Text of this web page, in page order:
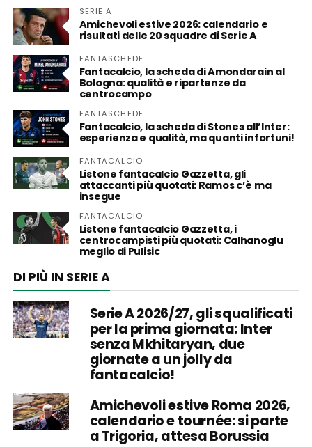
SERIE A
Amichevoli estive 2026: calendario e
risultati delle 20 squadre di Serie A
FANTASCHEDE
Fantacalcio, la scheda di Amondarain al
Bologna: qualità e ripartenze da
centrocampo
FANTASCHEDE
Fantacalcio, la scheda di Stones all’Inter:
esperienza e qualità, ma quanti infortuni!
FANTACALCIO
Listone fantacalcio Gazzetta, gli
attaccanti più quotati: Ramos c’è ma
insegue
FANTACALCIO
Listone fantacalcio Gazzetta, i
centrocampisti più quotati: Calhanoglu
meglio di Pulisic
DI PIÙ IN SERIE A
Serie A 2026/27, gli squalificati
per la prima giornata: Inter
senza Mkhitaryan, due
giornate a un jolly da
fantacalcio!
Amichevoli estive Roma 2026,
calendario e tournée: si parte
a Trigoria, attesa Borussia